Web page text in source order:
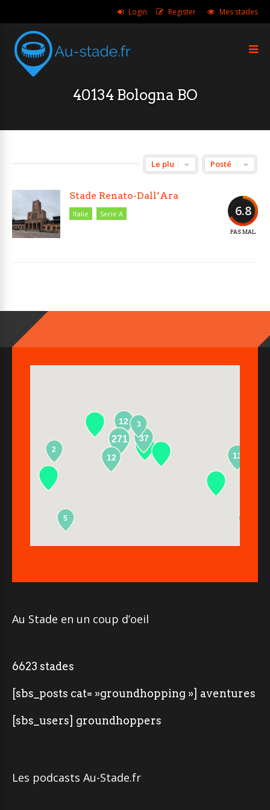
Login Register Mes stades
40134 Bologna BO
6.8
PAS MAL
Stade Renato-Dall’Ara
Italie Serie A
12
271
13
37
2
5
12
3
Au Stade en un coup d’oeil
6623 stades
[sbs_posts cat= »groundhopping »] aventures
[sbs_users] groundhoppers
Les podcasts Au-Stade.fr